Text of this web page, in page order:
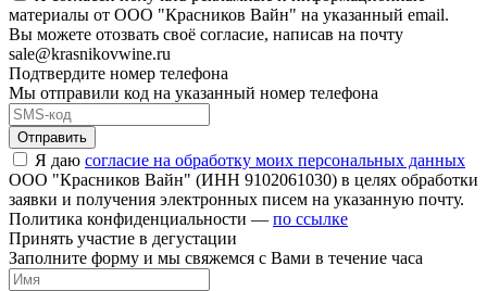
материалы от ООО "Красников Вайн" на указанный email.
Вы можете отозвать своё согласие, написав на почту
sale@krasnikovwine.ru
Подтвердите номер телефона
Мы отправили код на указанный номер телефона
Отправить
Я даю согласие на обработку моих персональных данных
ООО "Красников Вайн" (ИНН 9102061030) в целях обработки
заявки и получения электронных писем на указанную почту.
Политика конфиденциальности — по ссылке
Принять участие в дегустации
Заполните форму и мы свяжемся с Вами в течение часа